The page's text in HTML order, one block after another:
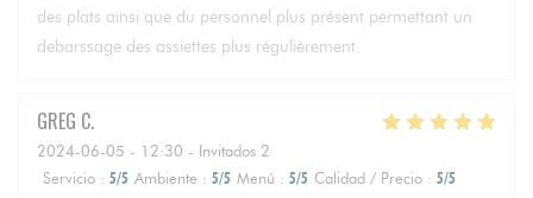
des plats ainsi que du personnel plus présent permettant un
debarssage des assiettes plus régulièrement.
GREG C
2024-06-05 - 12:30 - Invitados 2
Servicio : 5/5 Ambiente : 5/5 Menú : 5/5 Calidad / Precio : 5/5